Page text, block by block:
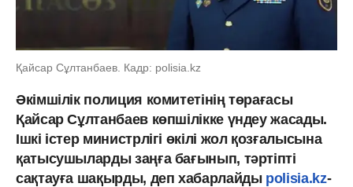
Қайсар Сұлтанбаев. Кадр: polisia.kz
Әкімшілік полиция комитетінің төрағасы
Қайсар Сұлтанбаев көпшілікке үндеу жасады.
Ішкі істер министрлігі өкілі жол қозғалысына
қатысушыларды заңға бағынып, тәртіпті
сақтауға шақырды, деп хабарлайдыpolisia.kz-